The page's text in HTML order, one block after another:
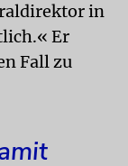
in
Er
Fall zu